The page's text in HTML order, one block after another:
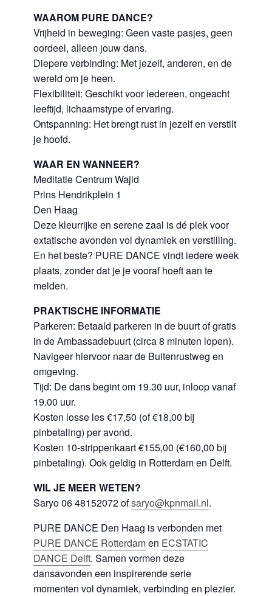
WAAROM PURE DANCE?
Vrijheid in beweging: Geen vaste pasjes, geen
oordeel, alleen jouw dans.
Diepere verbinding: Met jezelf, anderen, en de
wereld om je heen.
Flexibiliteit: Geschikt voor iedereen, ongeacht
leeftijd, lichaamstype of ervaring.
Ontspanning: Het brengt rust in jezelf en verstilt
je hoofd.
WAAR EN WANNEER?
Meditatie Centrum Wajid
Prins Hendrikplein 1
Den Haag
Deze kleurrijke en serene zaal is dé plek voor
extatische avonden vol dynamiek en verstilling.
En het beste? PURE DANCE vindt iedere week
plaats, zonder dat je je vooraf hoeft aan te
melden.
PRAKTISCHE INFORMATIE
Parkeren: Betaald parkeren in de buurt of gratis
in de Ambassadebuurt (circa 8 minuten lopen).
Navigeer hiervoor naar de Buitenrustweg en
omgeving.
Tijd: De dans begint om 19.30 uur, inloop vanaf
19.00 uur.
Kosten losse les €17,50 (of €18,00 bij
pinbetaling) per avond.
Kosten 10-strippenkaart €155,00 (€160,00 bij
pinbetaling). Ook geldig in Rotterdam en Delft.
WIL JE MEER WETEN?
Saryo 06 48152072 ofsaryo@kpnmail.nl.
PURE DANCE Den Haag is verbonden met
PURE DANCE Rotterdamen ECSTATIC
DANCE Delft. Samen vormen deze
dansavonden een inspirerende serie
momenten vol dynamiek, verbinding en plezier.